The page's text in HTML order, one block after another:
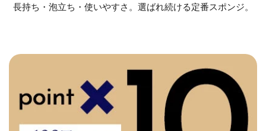
長持ち・泡立ち・使いやすさ。選ばれ続ける定番スポンジ。